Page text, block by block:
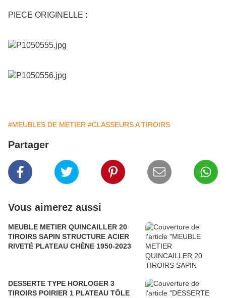
PIECE ORIGINELLE :
#MEUBLES DE METIER #CLASSEURS A TIROIRS
Partager
Vous aimerez aussi
MEUBLE METIER QUINCAILLER 20
TIROIRS SAPIN STRUCTURE ACIER
RIVETÉ PLATEAU CHÊNE 1950-2023
DESSERTE TYPE HORLOGER 3
TIROIRS POIRIER 1 PLATEAU TÔLE